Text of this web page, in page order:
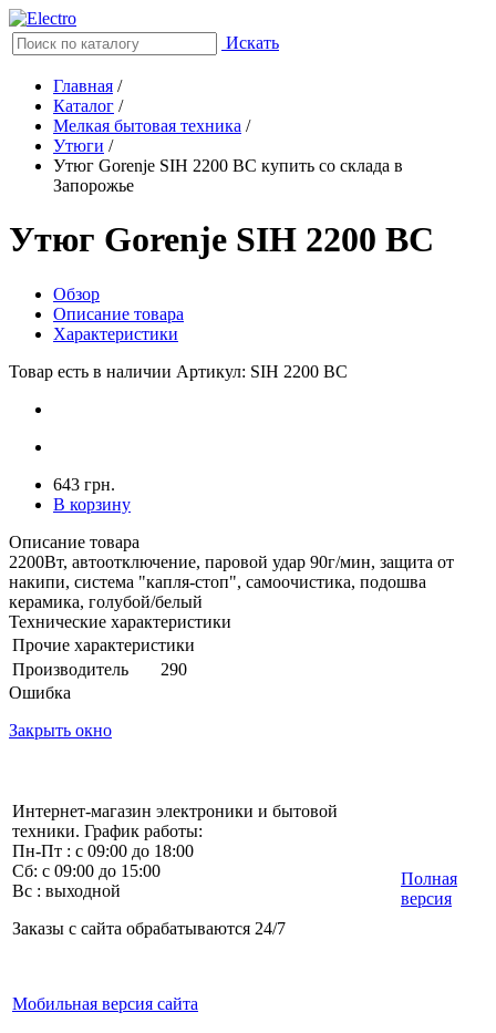
Искать
Главная /
Каталог /
Мелкая бытовая техника /
Утюги /
Утюг Gorenje SIH 2200 BC купить со склада в
Запорожье
Утюг Gorenje SIH 2200 BC
Обзор
Описание товара
Характеристики
Товар есть в наличии Артикул: SIH 2200 BC
643 грн.
В корзину
Описание товара
2200Вт, автоотключение, паровой удар 90г/мин, защита от
накипи, система "капля-стоп", самоочистика, подошва
керамика, голубой/белый
Технические характеристики
Прочие характеристики
Производитель
290
Ошибка
Закрыть окно
Интернет-магазин электроники и бытовой
техники. График работы:
Пн-Пт : с 09:00 до 18:00
Сб: с 09:00 до 15:00
Вс : выходной
Заказы с сайта обрабатываются 24/7
Мобильная версия сайта
Полная
версия